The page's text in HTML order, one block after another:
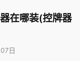
在哪装(控牌器
日